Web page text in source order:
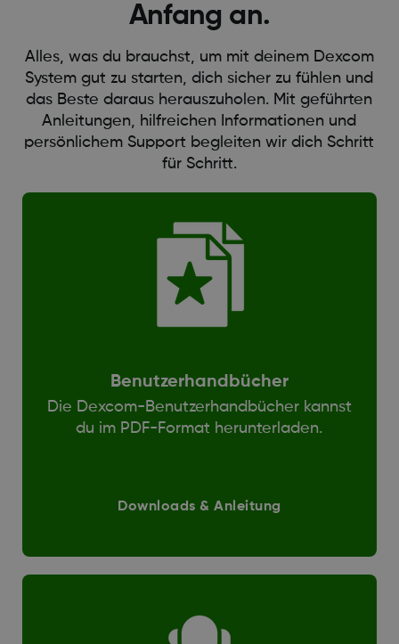
Anfang an.
Alles, was du brauchst, um mit deinem Dexcom
System gut zu starten, dich sicher zu fühlen und
das Beste daraus herauszuholen. Mit geführten
Anleitungen, hilfreichen Informationen und
persönlichem Support begleiten wir dich Schritt
für Schritt.
Benutzerhandbücher
Die Dexcom-Benutzerhandbücher kannst
du im PDF-Format herunterladen.
Downloads & Anleitung